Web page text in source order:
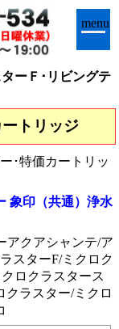
menu
ーＦ･リビングテ
トリッジ
･特価カートリッ
象印（共通）浄水
アクアシャンテ/ア
スターF/ミクロク
ロクラスタース
ラスター/ミクロ